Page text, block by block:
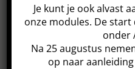
E-mail*
Je kunt je ook alvast
onze modules. De
onder
Na 25 augustus
op naar